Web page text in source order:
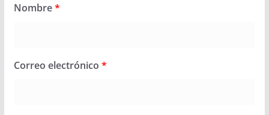
Nombre*
Correo electrónico *